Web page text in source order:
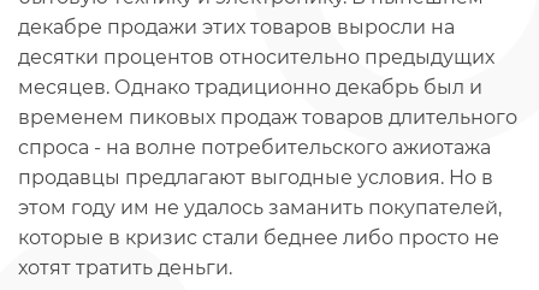
декабре продажи этих товаров выросли на
десятки процентов относительно предыдущих
месяцев. Однако традиционно декабрь был и
временем пиковых продаж товаров длительного
спроса - на волне потребительского ажиотажа
продавцы предлагают выгодные условия. Но в
этом году им не удалось заманить покупателей,
которые в кризис стали беднее либо просто не
хотят тратить деньги.